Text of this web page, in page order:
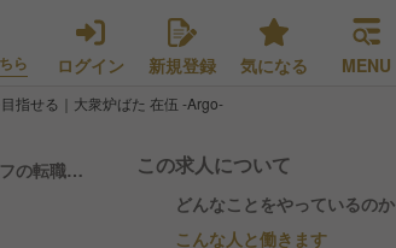
ら ログイン 新規登録 気になる MENU
指せる｜大衆炉ばた 在伍 -Argo-
の転職・
この求人について
どんなことをやっているのか
こんな人と働きます